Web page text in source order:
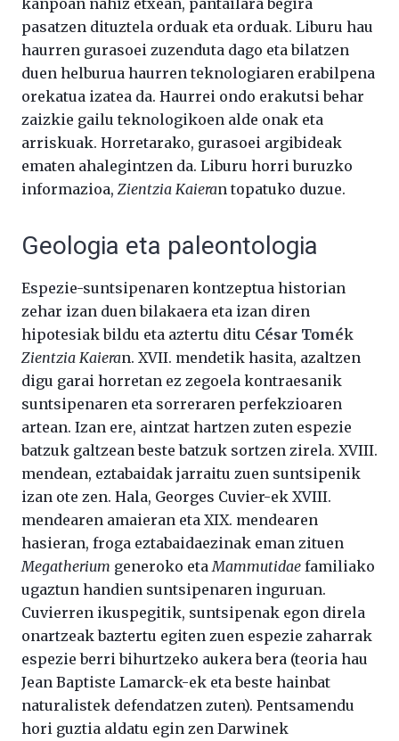
pasatzen dituztela orduak eta orduak. Liburu hau
haurren gurasoei zuzenduta dago eta bilatzen
duen helburua haurren teknologiaren erabilpena
orekatua izatea da. Haurrei ondo erakutsi behar
zaizkie gailu teknologikoen alde onak eta
arriskuak. Horretarako, gurasoei argibideak
ematen ahalegintzen da. Liburu horri buruzko
informazioa, Zientzia Kaieran topatuko duzue.
Geologia eta paleontologia
Espezie-suntsipenaren kontzeptua historian
zehar izan duen bilakaera eta izan diren
hipotesiak bildu eta aztertu ditu César Tomék
Zientzia Kaieran. XVII. mendetik hasita, azaltzen
digu garai horretan ez zegoela kontraesanik
suntsipenaren eta sorreraren perfekzioaren
artean. Izan ere, aintzat hartzen zuten espezie
batzuk galtzean beste batzuk sortzen zirela. XVIII.
mendean, eztabaidak jarraitu zuen suntsipenik
izan ote zen. Hala, Georges Cuvier-ek XVIII.
mendearen amaieran eta XIX. mendearen
hasieran, froga eztabaidaezinak eman zituen
Megatherium generoko eta Mammutidae familiako
ugaztun handien suntsipenaren inguruan.
Cuvierren ikuspegitik, suntsipenak egon direla
onartzeak baztertu egiten zuen espezie zaharrak
espezie berri bihurtzeko aukera bera (teoria hau
Jean Baptiste Lamarck-ek eta beste hainbat
naturalistek defendatzen zuten). Pentsamendu
hori guztia aldatu egin zen Darwinek